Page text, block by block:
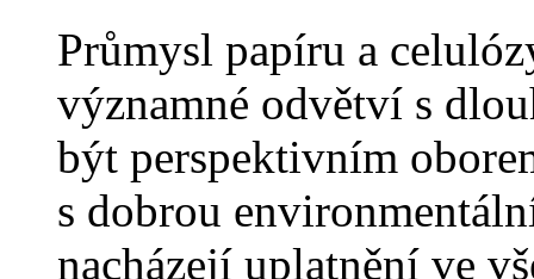
Průmysl papíru a
významné odvětví s
být perspektivním
s dobrou
nacházejí uplatnění ve